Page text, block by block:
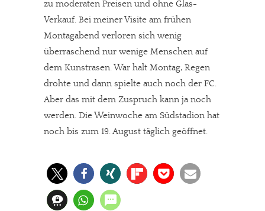
zu moderaten Preisen und ohne Glas-
Verkauf. Bei meiner Visite am frühen
Montagabend verloren sich wenig
überraschend nur wenige Menschen auf
dem Kunstrasen. War halt Montag, Regen
drohte und dann spielte auch noch der FC.
Aber das mit dem Zuspruch kann ja noch
werden. Die Weinwoche am Südstadion hat
noch bis zum 19. August täglich geöffnet.